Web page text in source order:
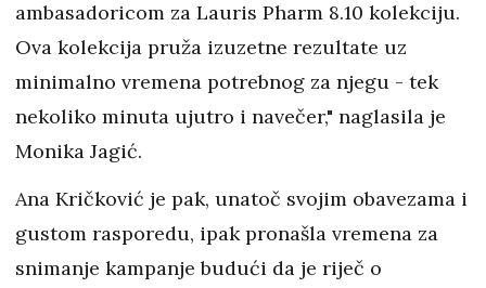
ambasadoricom za Lauris Pharm 8.10 kolekciju.
Ova kolekcija pruža izuzetne rezultate uz
minimalno vremena potrebnog za njegu - tek
nekoliko minuta ujutro i navečer," naglasila je
Monika Jagić.
Ana Kričković je pak, unatoč svojim obavezama i
gustom rasporedu, ipak pronašla vremena za
snimanje kampanje budući da je riječ o